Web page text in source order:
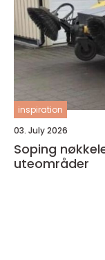
inspiration
03. July 2026
Soping nøkkelen til rene og trygge
uteområder